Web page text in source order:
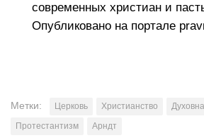
современных христиан и
Опубликовано на портале
Метки: Церковь Христианство
Протестантизм
Арндт